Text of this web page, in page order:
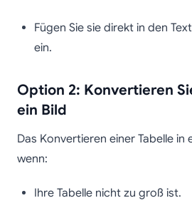
Fügen Sie sie direkt in den
ein.
Option 2: Konvertieren
ein Bild
Das Konvertieren einer Tabelle in
wenn:
Ihre Tabelle nicht zu groß ist.